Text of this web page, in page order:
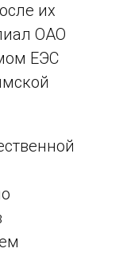
их
ОАО
ЕЭС